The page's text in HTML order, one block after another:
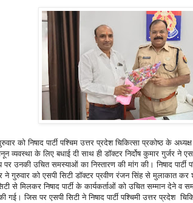
को निषाद पार्टी पश्चिम उत्तर प्रदेश चिकित्सा प्रकोष्ठ के
व्यवस्था के लिए बधाई दी साथ ही डॉक्टर निर्दोष कुमार गुर्जर ने
उनकी उचित समस्याओं का निस्तारण की मांग की। निषाद पार्टी
ने गुरुवार को एसपी सिटी डॉक्टर प्रवीण रंजन सिंह से मुलाकात
से मिलकर निषाद पार्टी के कार्यकर्ताओं को उचित सम्मान देने व
गई। जिस पर एसपी सिटी ने निषाद पार्टी पश्चिमी उत्तर प्रदेश